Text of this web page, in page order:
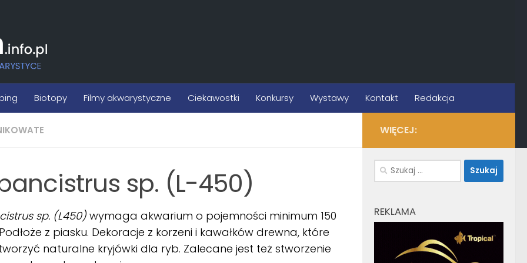
Biotopy Filmy akwarystyczne Ciekawostki Konkursy Wystawy Kontakt Redakcja
sp. (L-450)
sp. (L450) wymaga akwarium o pojemności minimum 150
z piasku. Dekoracje z korzeni i kawałków drewna, które
naturalne kryjówki dla ryb. Zalecane jest też stworzenie
WIĘCEJ:
Szukaj:
REKLAMA